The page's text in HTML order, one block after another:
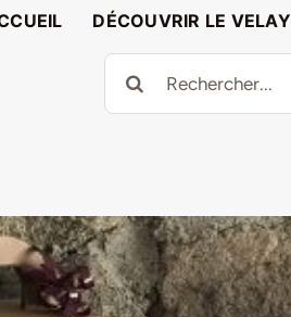
DÉCOUVRIR LE VELAY
Rechercher: